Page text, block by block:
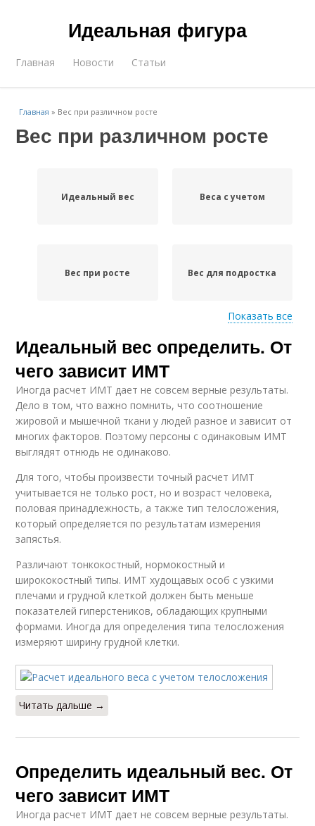
Идеальная фигура
Главная Новости Статьи
Главная » Вес при различном росте
Вес при различном росте
Идеальный вес Веса с учетом
Вес при росте Вес для подростка
Веса для мальчиков Веса для девочек
Рост для девушек Вес для девушки
Показать все
Идеальный вес определить. От
чего зависит ИМТ
Иногда расчет ИМТ дает не совсем верные результаты.
Дело в том, что важно помнить, что соотношение
жировой и мышечной ткани у людей разное и зависит от
многих факторов. Поэтому персоны с одинаковым ИМТ
выглядят отнюдь не одинаково.
Для того, чтобы произвести точный расчет ИМТ
учитывается не только рост, но и возраст человека,
половая принадлежность, а также тип телосложения,
который определяется по результатам измерения
запястья.
Различают тонкокостный, нормокостный и
ширококостный типы. ИМТ худощавых особ с узкими
плечами и грудной клеткой должен быть меньше
показателей гиперстеников, обладающих крупными
формами. Иногда для определения типа телосложения
измеряют ширину грудной клетки.
Читать дальше →
Определить идеальный вес. От
чего зависит ИМТ
Иногда расчет ИМТ дает не совсем верные результаты.